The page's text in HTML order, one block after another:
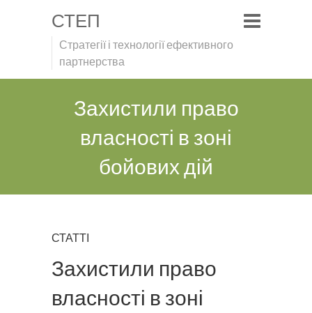
СТЕП
Стратегії і технології ефективного
партнерства
Захистили право
власності в зоні
бойових дій
СТАТТІ
Захистили право
власності в зоні